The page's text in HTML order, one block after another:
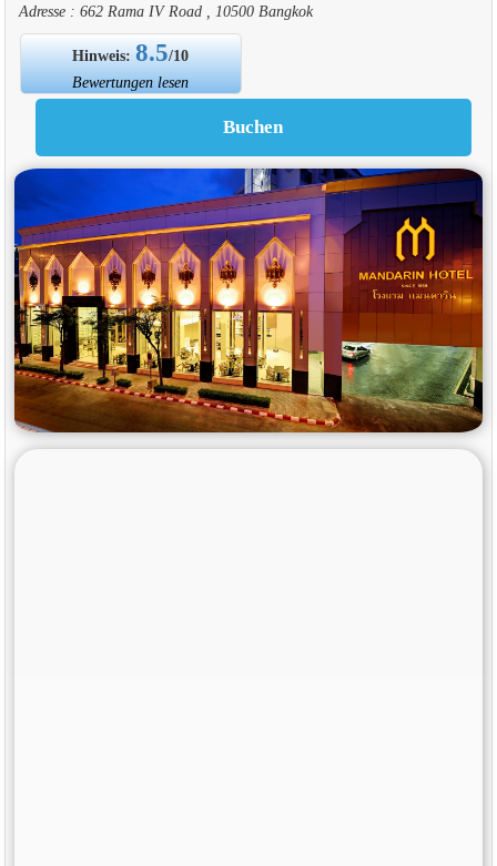
Adresse : 662 Rama IV Road , 10500 Bangkok
Hinweis:8.5/10
Bewertungen lesen